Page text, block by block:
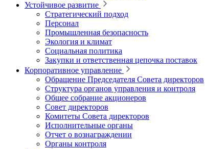
Устойчивое развитие
Стратегический подход
Персонал
Промышленная безопасность
Экология и климат
Социальная политика
Закупки и ответственная цепочка поставок
Корпоративное управление
Обращение Председателя Совета директоров
Структура органов управления и контроля
Общее собрание акционеров
Совет директоров
Комитеты Совета директоров
Исполнительные органы
Отчет о вознаграждении
Органы контроля